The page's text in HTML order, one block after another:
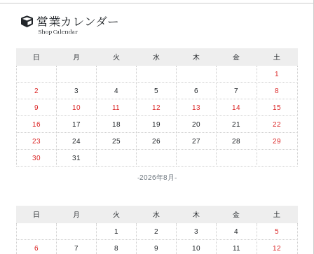
営業カレンダー
Shop Calendar
2026年8月
日 月 火 水 木 金 土
1
2 3 4 5 6 7 8
9 10 11 12 13 14 15
16 17 18 19 20 21 22
23 24 25 26 27 28 29
30 31
日 月 火 水 木 金 土
1 2 3 4 5
6 7 8 9 10 11 12